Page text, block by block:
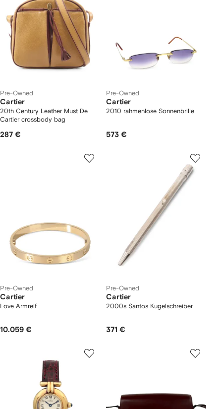
Pre-Owned
Cartier
20th Century Leather Must De
Cartier crossbody bag
287 €
Pre-Owned
Cartier
2010 rahmenlose Sonnenbrille
573 €
Pre-Owned
Cartier
Love Armreif
10.059 €
Pre-Owned
Cartier
2000s Santos Kugelschreiber
371 €